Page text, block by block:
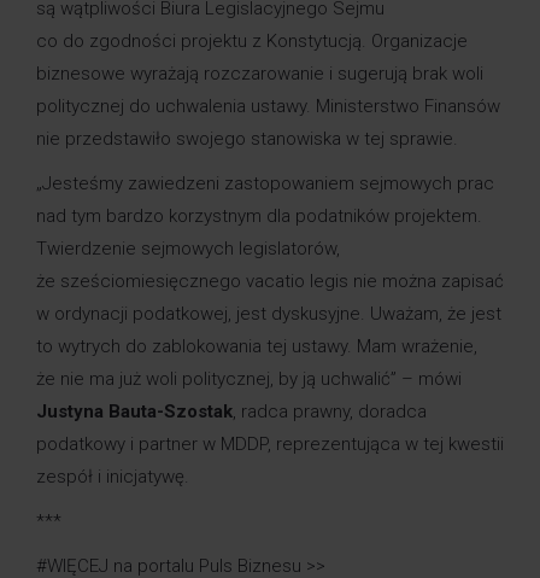
są wątpliwości Biura Legislacyjnego Sejmu
co do zgodności projektu z Konstytucją. Organizacje
biznesowe wyrażają rozczarowanie i sugerują brak woli
politycznej do uchwalenia ustawy. Ministerstwo Finansów
nie przedstawiło swojego stanowiska w tej sprawie.
„Jesteśmy zawiedzeni zastopowaniem sejmowych prac
nad tym bardzo korzystnym dla podatników projektem.
Twierdzenie sejmowych legislatorów,
że sześciomiesięcznego vacatio legis nie można zapisać
w ordynacji podatkowej, jest dyskusyjne. Uważam, że jest
to wytrych do zablokowania tej ustawy. Mam wrażenie,
że nie ma już woli politycznej, by ją uchwalić” – mówi
Justyna Bauta-Szostak, radca prawny, doradca
podatkowy i partner w MDDP, reprezentująca w tej kwestii
zespół i inicjatywę.
***
#WIĘCEJ na portalu Puls Biznesu >>